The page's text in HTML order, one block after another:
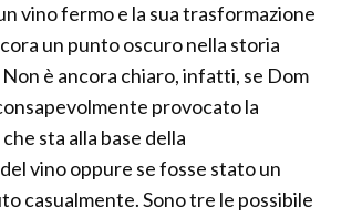
vino fermo e la sua trasformazione
un punto oscuro nella storia
è ancora chiaro, infatti, se Dom
provocato la
sta alla base della
vino oppure se fosse stato un
casualmente. Sono tre le possibile